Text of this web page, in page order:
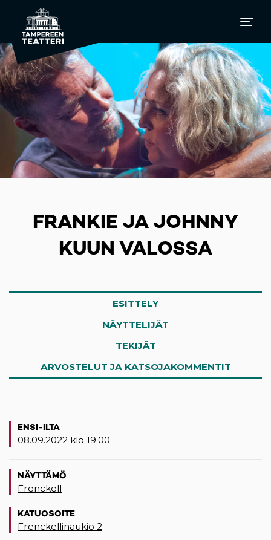
FRANKIE JA JOHNNY
KUUN VALOSSA
ESITTELY
NÄYTTELIJÄT
TEKIJÄT
ARVOSTELUT JA KATSOJAKOMMENTIT
ENSI-ILTA
08.09.2022 klo 19.00
NÄYTTÄMÖ
Frenckell
KATUOSOITE
Frenckellinaukio 2